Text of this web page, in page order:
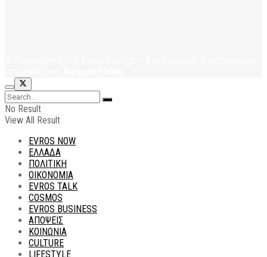
No Result
View All Result
EVROS NOW
ΕΛΛΑΔΑ
ΠΟΛΙΤΙΚΗ
ΟΙΚΟΝΟΜΙΑ
EVROS TALK
COSMOS
EVROS BUSINESS
ΑΠΟΨΕΙΣ
ΚΟΙΝΩΝΙΑ
CULTURE
LIFESTYLE